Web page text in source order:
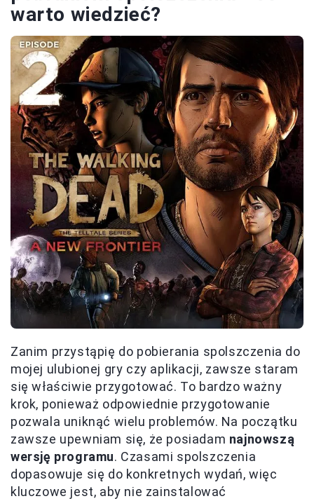
warto wiedzieć?
Zanim przystąpię do pobierania spolszczenia do
mojej ulubionej gry czy aplikacji, zawsze staram
się właściwie przygotować. To bardzo ważny
krok, ponieważ odpowiednie przygotowanie
pozwala uniknąć wielu problemów. Na początku
zawsze upewniam się, że posiadam najnowszą
wersję programu. Czasami spolszczenia
dopasowuje się do konkretnych wydań, więc
kluczowe jest, aby nie zainstalować